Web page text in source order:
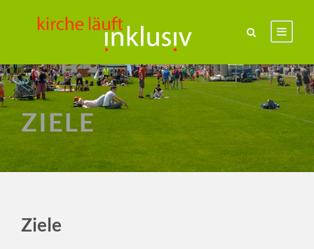
ZIELE
Ziele